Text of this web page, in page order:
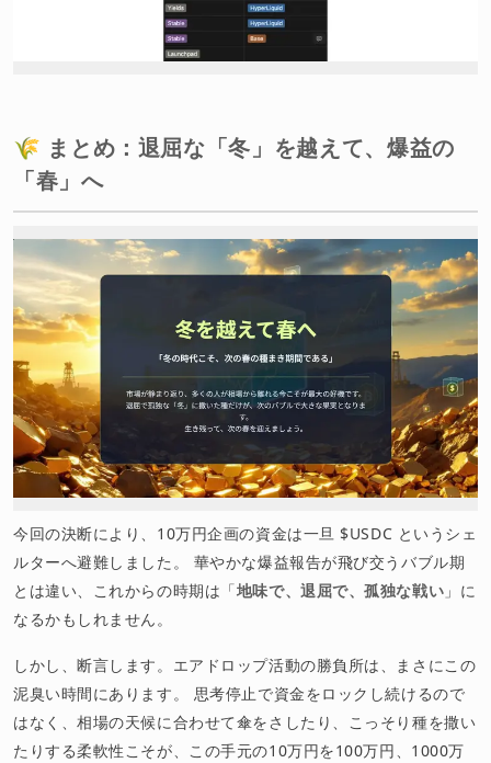
🌾 まとめ：退屈な「冬」を越えて、爆益の
「春」へ
今回の決断により、10万円企画の資金は一旦 $USDC というシェ
ルターへ避難しました。 華やかな爆益報告が飛び交うバブル期
とは違い、これからの時期は「地味で、退屈で、孤独な戦い 」に
なるかもしれません。
しかし、断言します。エアドロップ活動の勝負所は、まさにこの
泥臭い時間にあります。 思考停止で資金をロックし続けるので
はなく、相場の天候に合わせて傘をさしたり、こっそり種を撒い
たりする柔軟性こそが、この手元の10万円を100万円、1000万